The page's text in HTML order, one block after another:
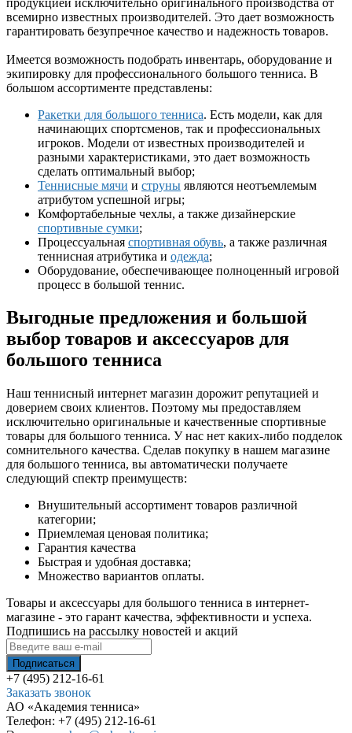
всемирно известных производителей. Это дает возможность
гарантировать безупречное качество и надежность товаров.
Имеется возможность подобрать инвентарь, оборудование и
экипировку для профессионального большого тенниса. В
большом ассортименте представлены:
Ракетки для большого тенниса. Есть модели, как для
начинающих спортсменов, так и профессиональных
игроков. Модели от известных производителей и
разными характеристиками, это дает возможность
сделать оптимальный выбор;
Теннисные мячи и струны являются неотъемлемым
атрибутом успешной игры;
Комфортабельные чехлы, а также дизайнерские
спортивные сумки;
Процессуальная спортивная обувь, а также различная
теннисная атрибутика и одежда;
Оборудование, обеспечивающее полноценный игровой
процесс в большой теннис.
Выгодные предложения и большой
выбор товаров и аксессуаров для
большого тенниса
Наш теннисный интернет магазин дорожит репутацией и
доверием своих клиентов. Поэтому мы предоставляем
исключительно оригинальные и качественные спортивные
товары для большого тенниса. У нас нет каких-либо подделок
сомнительного качества. Сделав покупку в нашем магазине
для большого тенниса, вы автоматически получаете
следующий спектр преимуществ:
Внушительный ассортимент товаров различной
категории;
Приемлемая ценовая политика;
Гарантия качества
Быстрая и удобная доставка;
Множество вариантов оплаты.
Товары и аксессуары для большого тенниса в интернет-
магазине - это гарант качества, эффективности и успеха.
Подпишись на рассылку новостей и акций
+7 (495) 212-16-61
Заказать звонок
АО «Академия тенниса»
Телефон: +7 (495) 212-16-61